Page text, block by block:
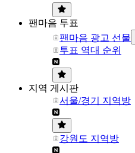
팬마음 투표
팬마음 광고 선물
투표 역대 순위
지역 게시판
서울/경기 지역방
강원도 지역방